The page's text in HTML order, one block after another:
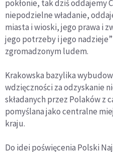
pokłonie, tak dziś oddajemy
niepodzielne władanie,
miasta i wioski, jego prawa i
jego potrzeby i jego
zgromadzonym ludem.
Krakowska bazylika
wdzięczności za odzyskanie
składanych przez Polaków z
pomyślana jako centralne
kraju.
Do idei poświęcenia Polski